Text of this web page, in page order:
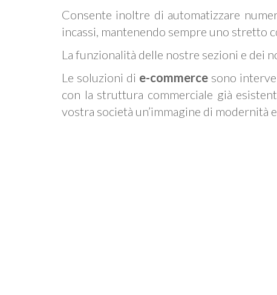
Consente inoltre di automatizzare
incassi, mantenendo sempre uno stretto
La funzionalità delle nostre sezioni e dei
Le soluzioni di e-commerce sono
con la struttura commerciale già
vostra società un’immagine di